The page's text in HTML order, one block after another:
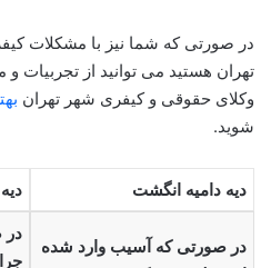
در صورتی که شما نیز با مشکلات
تهران هستید می توانید از
وکلای حقوقی و کیفری شهر تهران
شوید.
دیه دامیه انگشت
در صورتی که آسیب وارد شده
در